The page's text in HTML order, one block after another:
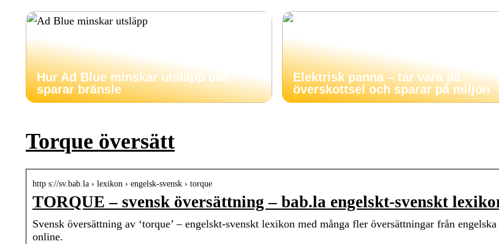
Hur Ad Blue minskar utsläpp och
sparar bränsle
Elektrisk panna – tar vara på
överskottsel och sparar på miljön
Torque översätt
http s://sv.bab.la › lexikon › engelsk-svensk › torque
TORQUE – svensk översättning – bab.la engelskt-svenskt
Svensk översättning av ‘torque’ – engelskt-svenskt lexikon med många fler översättningar från
online.